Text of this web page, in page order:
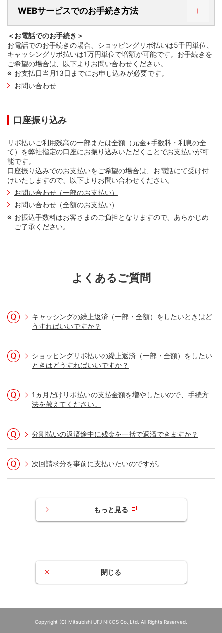
WEBサービスでのお手続き方法
STEP 1. WEBサービスにログインする
＜お電話でのお手続き＞
お電話でのお手続きの場合、ショッピングリボ払いは5千円単位、
キャッシングリボ払いは1万円単位で増額が可能です。お手続きを
ご希望の場合は、以下よりお問い合わせください。
お支払日当月13日までにお申し込みが必要です。
お問い合わせ
口座振り込み
リボ払いご利用残高の一部または全額（元金+手数料・利息の全
て）を弊社指定の口座にお振り込みいただくことでお支払いが可
能です。
口座振り込みでのお支払いをご希望の場合は、お電話にて受け付
けいたしますので、以下よりお問い合わせください。
お問い合わせ（一部のお支払い）
お問い合わせ（全額のお支払い）
お振込手数料はお客さまのご負担となりますので、あらかじめ
ご了承ください。
よくあるご質問
キャッシングの繰上返済（一部・全額）をしたいときはど
うすればいいですか？
ショッピングリボ払いの繰上返済（一部・全額）をしたい
ときはどうすればいいですか？
1ヵ月だけリボ払いの支払金額を増やしたいので、手続方
法を教えてください。
分割払いの返済途中に残金を一括で返済できますか？
次回請求分を事前に支払いたいのですが。
もっと見る
閉じる
Copyright (C) Mitsubishi UFJ NICOS Co.,Ltd. All Rights Reserved.